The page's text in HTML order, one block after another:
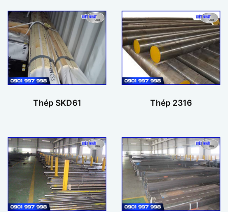
Thép SKD61 Thép 2316